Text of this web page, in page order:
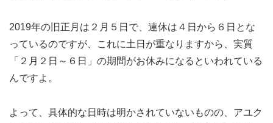
2019年の旧正月は２月５日で、連休は４日から６日とな
っているのですが、これに土日が重なりますから、実質
「２月２日～６日」の期間がお休みになるといわれている
んですよ。
よって、具体的な日時は明かされていないものの、アユク